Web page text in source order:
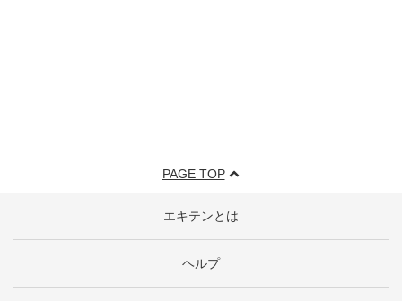
PAGE TOP
エキテンとは
ヘルプ